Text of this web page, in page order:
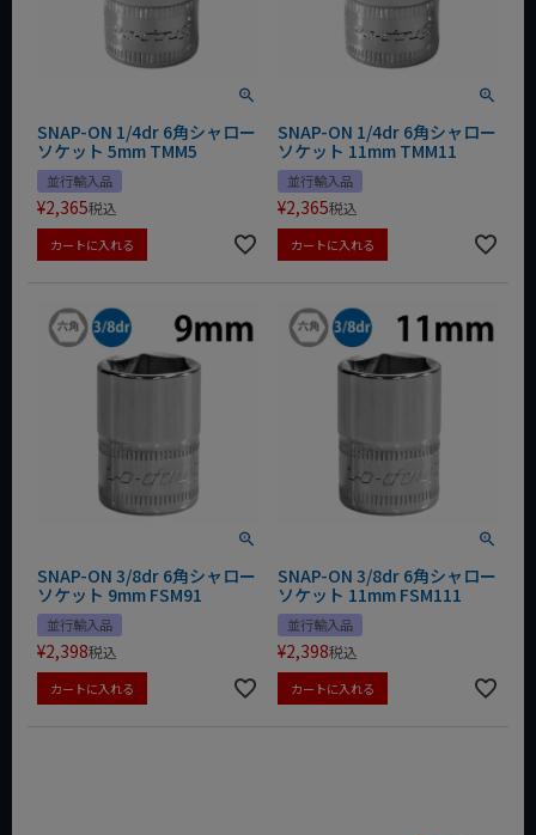
SNAP-ON 1/4dr 6角シャロー
ソケット 5mm TMM5
並行輸入品
¥2,365税込
カートに入れる
SNAP-ON 1/4dr 6角シャロー
ソケット 11mm TMM11
並行輸入品
¥2,365税込
カートに入れる
SNAP-ON 3/8dr 6角シャロー
ソケット 9mm FSM91
並行輸入品
¥2,398税込
カートに入れる
SNAP-ON 3/8dr 6角シャロー
ソケット 11mm FSM111
並行輸入品
¥2,398税込
カートに入れる